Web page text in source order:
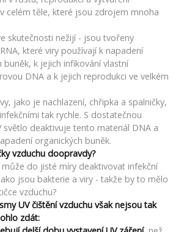
celém těle, které jsou zdrojem mnoha
skutečnosti nežijí - jsou tvořeny
které viry používají k napadení
buněk, k jejich infikování vlastní
DNA a k jejich reprodukci ve velkém
jako je nachlazení, chřipka a spalničky,
tak rychle. S dostatečnou
světlo deaktivuje tento materiál DNA a
organických buněk.
vzduchu doopravdy?
může do jisté míry deaktivovat infekční
jsou bakterie a viry - takže by to mělo
vzduchu?
UV čištění vzduchu však nejsou tak
zdát: